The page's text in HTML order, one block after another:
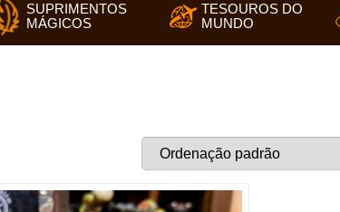
SUPRIMENTOS
MÁGICOS
TESOUROS DO
MUNDO